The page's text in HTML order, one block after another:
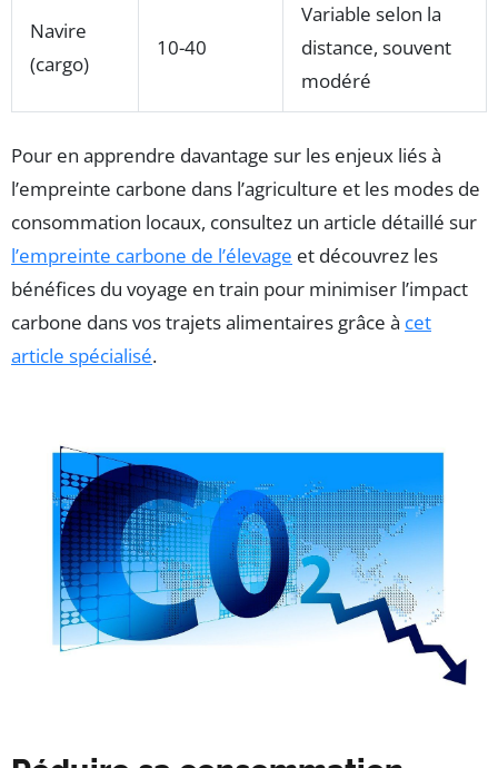
Navire
(cargo)
10-40
Variable selon la
distance, souvent
modéré
Pour en apprendre davantage sur les enjeux liés à
l’empreinte carbone dans l’agriculture et les modes de
consommation locaux, consultez un article détaillé sur
l’empreinte carbone de l’élevage et découvrez les
bénéfices du voyage en train pour minimiser l’impact
carbone dans vos trajets alimentaires grâce à cet
article spécialisé.